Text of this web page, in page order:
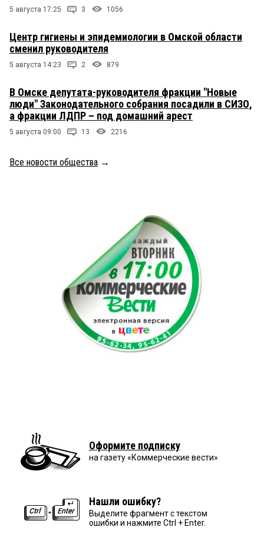
5 августа 17:25 3 1056
Центр гигиены и эпидемиологии в Омской области
сменил руководителя
5 августа 14:23 2 879
В Омске депутата-руководителя фракции "Новые
люди" Законодательного собрания посадили в СИЗО,
а фракции ЛДПР – под домашний арест
5 августа 09:00 13 2216
Все новости общества →
Оформите подписку
на газету «Коммерческие вести»
Нашли ошибку?
Выделите фрагмент с текстом
ошибки и нажмите Ctrl + Enter.